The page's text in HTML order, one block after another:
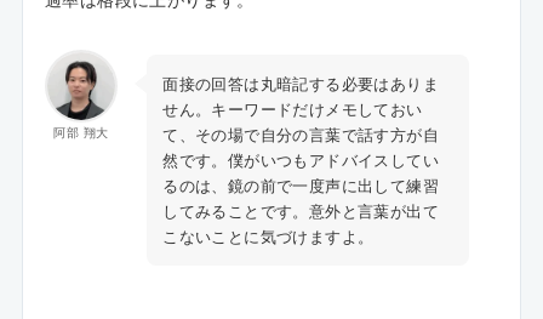
阿部 翔大
面接の回答は丸暗記する必要はありま
せん。キーワードだけメモしておい
て、その場で自分の言葉で話す方が自
然です。僕がいつもアドバイスしてい
るのは、鏡の前で一度声に出して練習
してみることです。意外と言葉が出て
こないことに気づけますよ。